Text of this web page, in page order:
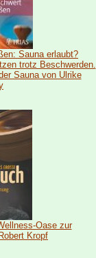
Sauna erlaubt?
trotz Beschwerden.
Sauna von Ulrike
Oase zur
Kropf